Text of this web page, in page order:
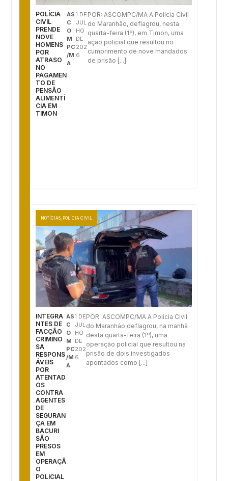
POLÍCIA
CIVIL
PRENDE
NOVE
HOMENS
POR
ATRASO
NO
PAGAMEN
TO DE
PENSÃO
ALIMENTÍ
CIA EM
TIMON
AS
C
O
M
PC
/M
A
1 DE
JUL
HO
DE
202
6
POR: ASCOMPC/MA A Polícia Civil
do Maranhão, deflagrou, nesta
quarta-feira (1º), em Timon, uma
ação policial que resultou no
cumprimento de nove mandados
de prisão [...]
NOTÍCIAS, POLÍCIA CIVIL
INTEGRA
NTES DE
FACÇÃO
CRIMINO
SA
RESPONS
ÁVEIS
POR
ATENTAD
OS
CONTRA
AGENTES
DE
SEGURAN
ÇA EM
BACURI
SÃO
PRESOS
EM
OPERAÇÃ
O
POLICIAL
AS
C
O
M
PC
/M
A
1 DE
JUL
HO
DE
202
6
POR: ASCOMPC/MA A Polícia Civil
do Maranhão deflagrou, na manhã
desta quarta-feira (1º), uma
operação policial que resultou na
prisão de dois investigados
apontados como [...]